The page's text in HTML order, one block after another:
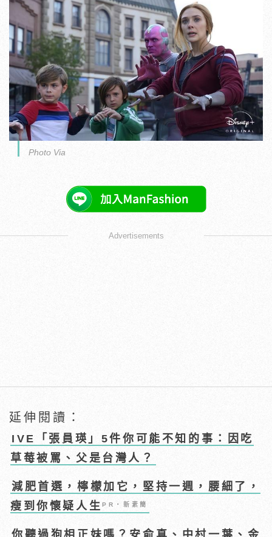
Photo Via
Advertisements
延伸閱讀：
IVE「張員瑛」5件你可能不知的事：因吃
草莓被罵、父是台灣人？
減肥首選，檸檬加它，堅持一週，腰細了，
瘦到你懷疑人生PR・新素簡
你聽過狗相正妹嗎？安俞真、中村一葉、金